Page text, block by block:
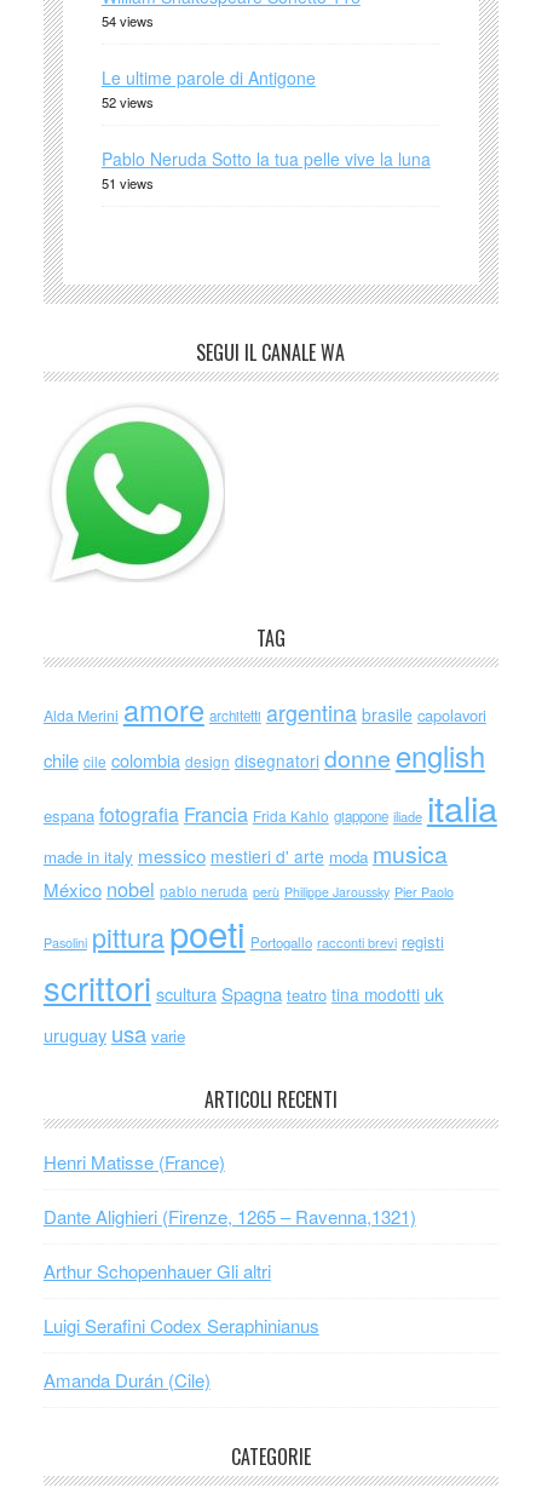
54 views
Le ultime parole di Antigone
52 views
Pablo Neruda Sotto la tua pelle vive la luna
51 views
SEGUI IL CANALE WA
TAG
Alda Merini amore architetti argentina brasile capolavori
chile cile colombia design disegnatori donne english
espana fotografia Francia Frida Kahlo giappone iliade italia
made in italy messico mestieri d' arte moda musica
México nobel pablo neruda perù Philippe Jaroussky Pier Paolo
Pasolini pitturapoeti Portogallo racconti brevi registi
scrittori sculturaSpagna teatro tina modotti uk
uruguay usa varie
ARTICOLI RECENTI
Henri Matisse (France)
Dante Alighieri (Firenze, 1265 – Ravenna,1321)
Arthur Schopenhauer Gli altri
Luigi Serafini Codex Seraphinianus
Amanda Durán (Cile)
CATEGORIE